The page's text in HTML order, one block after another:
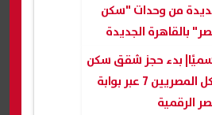
من وحدات "سكن
بالقاهرة الجديدة
بدء حجز شقق سكن
لكل المصريين 7 عبر بوابة
الرقمية